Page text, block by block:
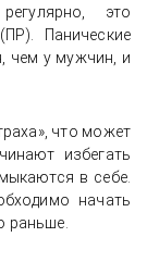
это
Панические
чем у мужчин, и
что может
избегать
в себе.
начать
раньше.